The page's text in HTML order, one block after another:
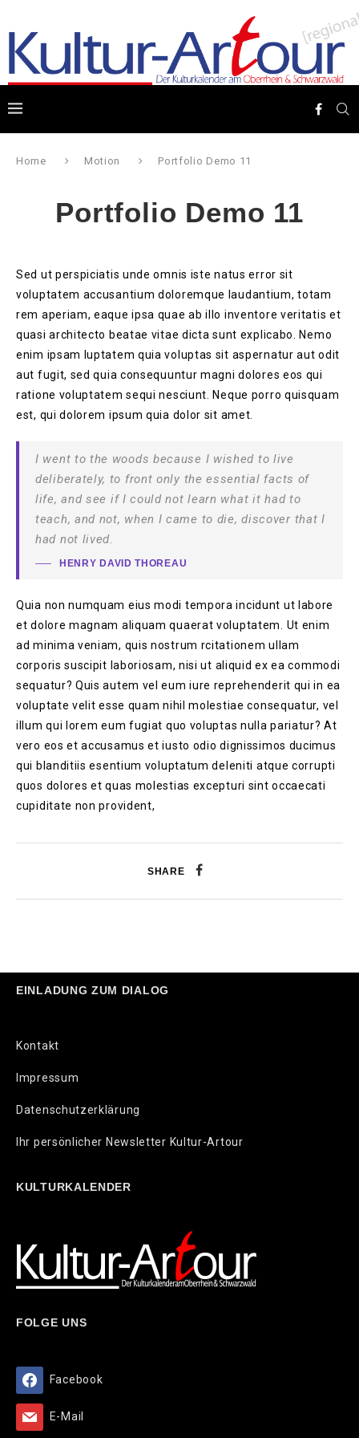
Home Motion Portfolio Demo 11
Portfolio Demo 11
Sed ut perspiciatis unde omnis iste natus error sit
voluptatem accusantium doloremque laudantium, totam
rem aperiam, eaque ipsa quae ab illo inventore veritatis et
quasi architecto beatae vitae dicta sunt explicabo. Nemo
enim ipsam luptatem quia voluptas sit aspernatur aut odit
aut fugit, sed quia consequuntur magni dolores eos qui
ratione voluptatem sequi nesciunt. Neque porro quisquam
est, qui dolorem ipsum quia dolor sit amet.
I went to the woods because I wished to live
deliberately, to front only the essential facts of
life, and see if I could not learn what it had to
teach, and not, when I came to die, discover that I
had not lived.
HENRY DAVID THOREAU
Quia non numquam eius modi tempora incidunt ut labore
et dolore magnam aliquam quaerat voluptatem. Ut enim
ad minima veniam, quis nostrum rcitationem ullam
corporis suscipit laboriosam, nisi ut aliquid ex ea commodi
sequatur? Quis autem vel eum iure reprehenderit qui in ea
voluptate velit esse quam nihil molestiae consequatur, vel
illum qui lorem eum fugiat quo voluptas nulla pariatur? At
vero eos et accusamus et iusto odio dignissimos ducimus
qui blanditiis esentium voluptatum deleniti atque corrupti
quos dolores et quas molestias excepturi sint occaecati
cupiditate non provident,
SHARE
EINLADUNG ZUM DIALOG
Kontakt
Impressum
Datenschutzerklärung
Ihr persönlicher Newsletter Kultur-Artour
KULTURKALENDER
FOLGE UNS
Facebook
E-Mail